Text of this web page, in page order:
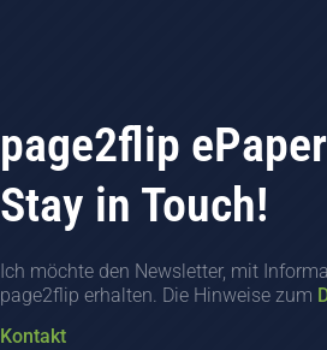
page2flip
Stay in Touch!
Ich möchte den Newsletter, mit
page2flip erhalten. Die Hinweise zum
Kontakt